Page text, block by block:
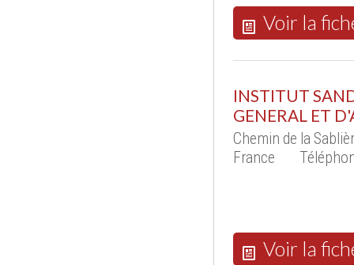
Voir la
INSTITUT
GENERAL ET
Chemin de la
France
Voir la